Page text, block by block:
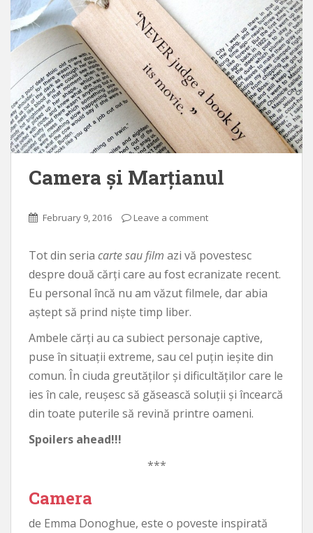
Camera și Marțianul
February 9, 2016 Leave a comment
Tot din seria carte sau film azi vă povestesc
despre două cărți care au fost ecranizate recent.
Eu personal încă nu am văzut filmele, dar abia
aștept să prind niște timp liber.
Ambele cărți au ca subiect personaje captive,
puse în situații extreme, sau cel puțin ieșite din
comun. În ciuda greutăților și dificultăților care le
ies în cale, reușesc să găsească soluții și încearcă
din toate puterile să revină printre oameni.
Spoilers ahead!!!
***
Camera
de Emma Donoghue, este o poveste inspirată